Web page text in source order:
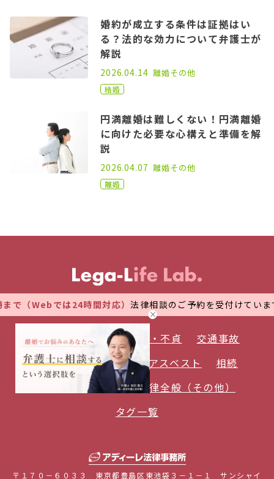
婚約が成立する条件は証拠はい
る？法的な効力について弁護士が
解説
2021.03.17
2026.04.14 離婚その他
結婚
円満離婚は難しくない！円満離婚
に向けた必要な心構えと準備を解
説
2021.07.14
2026.04.07 離婚その他
離婚
24時間対応）法律相談のご予約を受付けています。 万全な
債務整理 離婚 浮気・不貞
交通事故
労働問題
B型肝炎 アスベスト
相続
時事（ニュース）
法律全般（その他）
タグ一覧
〒１７０－６０３３ 東京都豊島区東池袋３－１－１ サンシャイ